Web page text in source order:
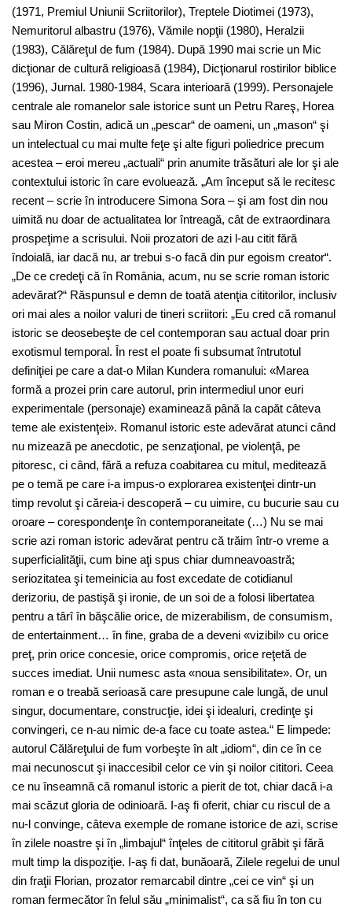
(1971, Premiul Uniunii Scriitorilor), Treptele Diotimei (1973),
Nemuritorul albastru (1976), Vămile nopţii (1980), Heralzii
(1983), Călăreţul de fum (1984). După 1990 mai scrie un Mic
dicţionar de cultură religioasă (1984), Dicţionarul rostirilor biblice
(1996), Jurnal. 1980-1984, Scara interioară (1999). Personajele
centrale ale romanelor sale istorice sunt un Petru Rareş, Horea
sau Miron Costin, adică un „pescar“ de oameni, un „mason“ şi
un intelectual cu mai multe feţe şi alte figuri poliedrice precum
acestea – eroi mereu „actuali“ prin anumite trăsături ale lor şi ale
contextului istoric în care evoluează. „Am început să le recitesc
recent – scrie în introducere Simona Sora – şi am fost din nou
uimită nu doar de actualitatea lor întreagă, cât de extraordinara
prospeţime a scrisului. Noii prozatori de azi l-au citit fără
îndoială, iar dacă nu, ar trebui s-o facă din pur egoism creator“.
„De ce credeţi că în România, acum, nu se scrie roman istoric
adevărat?“ Răspunsul e demn de toată atenţia cititorilor, inclusiv
ori mai ales a noilor valuri de tineri scriitori: „Eu cred că romanul
istoric se deosebeşte de cel contemporan sau actual doar prin
exotismul temporal. În rest el poate fi subsumat întrutotul
definiţiei pe care a dat-o Milan Kundera romanului: «Marea
formă a prozei prin care autorul, prin intermediul unor euri
experimentale (personaje) examinează până la capăt câteva
teme ale existenţei». Romanul istoric este adevărat atunci când
nu mizează pe anecdotic, pe senzaţional, pe violenţă, pe
pitoresc, ci când, fără a refuza coabitarea cu mitul, meditează
pe o temă pe care i-a impus-o explorarea existenţei dintr-un
timp revolut şi căreia-i descoperă – cu uimire, cu bucurie sau cu
oroare – corespondenţe în contemporaneitate (…) Nu se mai
scrie azi roman istoric adevărat pentru că trăim într-o vreme a
superficialităţii, cum bine aţi spus chiar dumneavoastră;
seriozitatea şi temeinicia au fost excedate de cotidianul
derizoriu, de pastişă şi ironie, de un soi de a folosi libertatea
pentru a târî în băşcălie orice, de mizerabilism, de consumism,
de entertainment… în fine, graba de a deveni «vizibil» cu orice
preţ, prin orice concesie, orice compromis, orice reţetă de
succes imediat. Unii numesc asta «noua sensibilitate». Or, un
roman e o treabă serioasă care presupune cale lungă, de unul
singur, documentare, construcţie, idei şi idealuri, credinţe şi
convingeri, ce n-au nimic de-a face cu toate astea.“ E limpede:
autorul Călăreţului de fum vorbeşte în alt „idiom“, din ce în ce
mai necunoscut şi inaccesibil celor ce vin şi noilor cititori. Ceea
ce nu înseamnă că romanul istoric a pierit de tot, chiar dacă i-a
mai scăzut gloria de odinioară. I-aş fi oferit, chiar cu riscul de a
nu-l convinge, câteva exemple de romane istorice de azi, scrise
în zilele noastre şi în „limbajul“ înţeles de cititorul grăbit şi fără
mult timp la dispoziţie. I-aş fi dat, bunăoară, Zilele regelui de unul
din fraţii Florian, prozator remarcabil dintre „cei ce vin“ şi un
roman fermecător în felul său „minimalist“, ca să fiu în ton cu